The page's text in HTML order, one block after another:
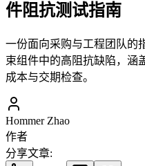
件阻抗测试指南
一份面向采购与工程团队的
束组件中的高阻抗缺陷，涵
成本与交期检查。
Hommer Zhao
作者
分享文章: